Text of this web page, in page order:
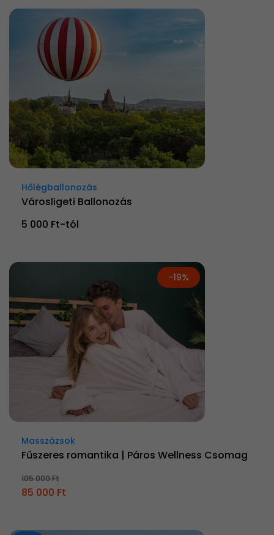
Hőlégballonozás
Városligeti Ballonozás
5 000 Ft-tól
-19%
Masszázsok
Fűszeres romantika | Páros Wellness Csomag
105 000 Ft
85 000 Ft